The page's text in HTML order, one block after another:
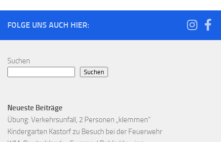
FOLGE UNS AUCH HIER:
Suchen
Suchen
Neueste Beiträge
Übung: Verkehrsunfall, 2 Personen „klemmen“
Kindergarten Kastorf zu Besuch bei der Feuerwehr